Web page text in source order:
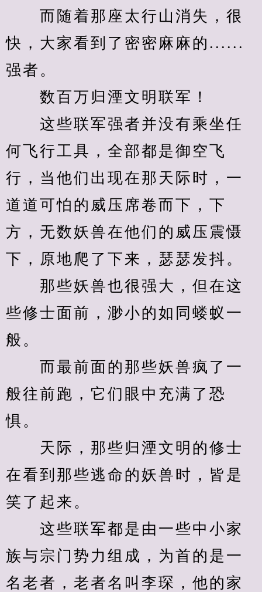
而随着那座太行山消失，很
快，大家看到了密密麻麻的......
强者。
数百万归湮文明联军！
这些联军强者并没有乘坐任
何飞行工具，全部都是御空飞
行，当他们出现在那天际时，一
道道可怕的威压席卷而下，下
方，无数妖兽在他们的威压震慑
下，原地爬了下来，瑟瑟发抖。
那些妖兽也很强大，但在这
些修士面前，渺小的如同蝼蚁一
般。
而最前面的那些妖兽疯了一
般往前跑，它们眼中充满了恐
惧。
天际，那些归湮文明的修士
在看到那些逃命的妖兽时，皆是
笑了起来。
这些联军都是由一些中小家
族与宗门势力组成，为首的是一
名老者，老者名叫李琛，他的家